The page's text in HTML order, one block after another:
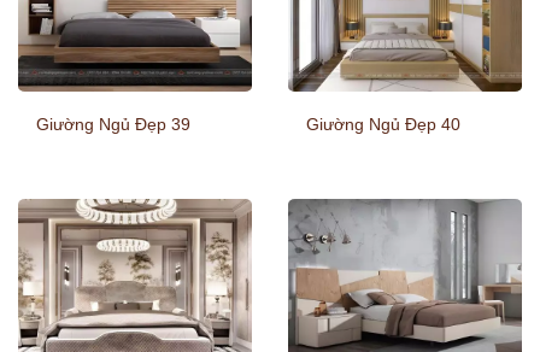
Giường Ngủ Đẹp 39 Giường Ngủ Đẹp 40